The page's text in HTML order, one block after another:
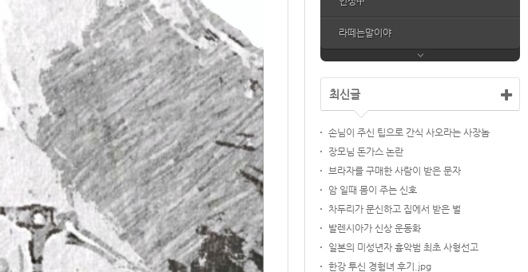
라떼는말이야
최신글
손님이 주신 팁으로 간식 사오라는 사장놈
장모님 돈가스 논란
브라자를 구매한 사람이 받은 문자
암 일때 몸이 주는 신호
차두리가 문신하고 집에서 받은 벌
발렌시아가 신상 운동화
일본의 미성년자 흉악범 최초 사형선고
한강 투신 경험녀 후기.jpg